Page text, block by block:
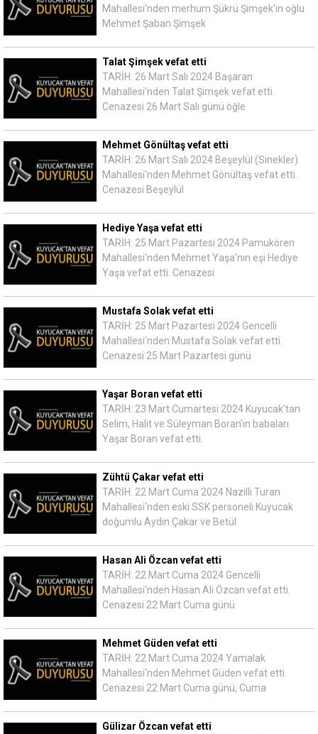
Mahallesi'nden merhum Şükrü Şimşek'in oğlu
Mehmet Şaban Şimşek
Talat Şimşek vefat etti
TARİH: 26 Mart Salı 2024 Başaran
Mahallesi'nden Talat Şimşek vefat etti.
Cenazesi 26 Mart Salı günü öğle
Mehmet Gönültaş vefat etti
TARİH: 26 Mart Salı 2024 Beşeylül (Sinekler)
Mahallesi'nden Mehmet Gönültaş vefat etti.
Cenazesi Beşeylül
Hediye Yaşa vefat etti
TARİH: 25 Mart Pazartesi 2024 Pamukören
Mahallesi'nden Mehmet Yaşa'nın eşi Hediye
Yaşa vefat etti. Cenazesi
Mustafa Solak vefat etti
TARİH: 25 Mart Pazartesi 2024 Gencelli
Mahallesi'nden Mustafa Solak vefat etti.
Cenazesi 25 Mart Pazartesi günü
Yaşar Boran vefat etti
TARİH: 23 Mart Cumartesi 2024 Kuyucak'tan
Selim, Halit ve Süleyman Boran'ın babaları
Yaşar Boran vefat etti.
Zühtü Çakar vefat etti
TARİH: 22 Mart Cuma 2024 Nazilli Turan
Mahallesi'nden eski SSK personeli Kuyucak
doğumlu Aydın Çakar ve Betül
Hasan Ali Özcan vefat etti
TARİH: 22 Mart Cuma 2024 Gencelli
Mahallesi'nden Hasan Ali Özcan vefat etti.
Cenazesi 22 Mart Cuma günü
Mehmet Güden vefat etti
TARİH: 22 Mart Cuma 2024 Yamalak
Mahallesi'nden Mehmet Güden vefat etti.
Cenazesi 22 Mart Cuma günü, Cuma
Gülizar Özcan vefat etti